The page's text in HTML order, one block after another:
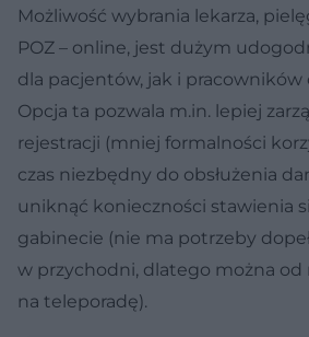
Możliwość wybrania lekarza,
POZ – online, jest dużym
dla pacjentów, jak i pracowników
Opcja ta pozwala m.in. lepiej
rejestracji (mniej formalności
czas niezbędny do obsłużenia
uniknąć konieczności stawienia
gabinecie (nie ma potrzeby
w przychodni, dlatego można od
na teleporadę).